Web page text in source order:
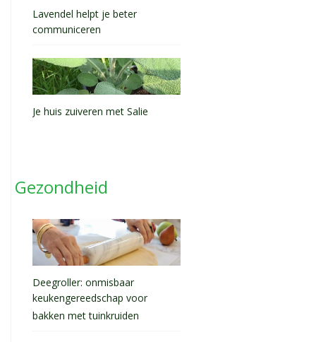
Lavendel helpt je beter
communiceren
Je huis zuiveren met Salie
Gezondheid
Deegroller: onmisbaar
keukengereedschap voor
bakken met tuinkruiden